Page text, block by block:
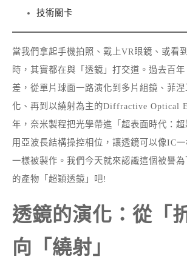
技術關卡
當我們拿起手機拍照、戴上VR眼鏡、或看
時，其實都在與「透鏡」打交道。過去百
差，從單片球面一路演化到多片組鏡、菲
化、再到以繞射為主的Diffractive Optical
年，奈米製程把光學帶進「超表面時代：
用亞波長結構操控相位，讓透鏡可以像IC
一樣被製作。我們今天就來認識這個被譽
的產物「超穎透鏡」吧!
透鏡的演化：從「
向「繞射」